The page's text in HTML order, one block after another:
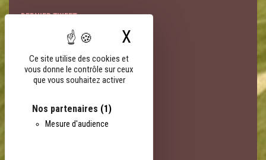
Ce site utilise des cookies et
vous donne le contrôle sur ceux
que vous souhaitez activer
Nos partenaires (1)
Mesure d'audience
X
DERNIER TWEET
LIENS PARTENAIRES
FNSEA
AGPB
EOA
Terres Univia
Terres Inovia